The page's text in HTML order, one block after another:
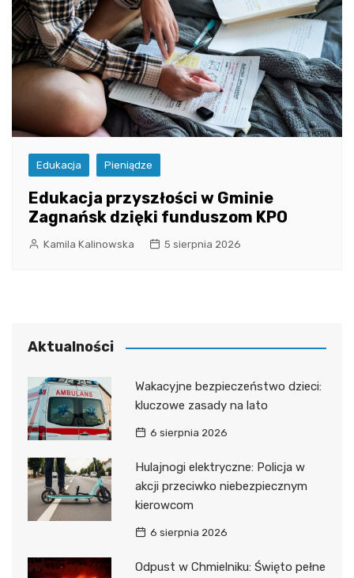
Edukacja Pieniądze
Edukacja przyszłości w Gminie
Zagnańsk dzięki funduszom KPO
Kamila Kalinowska 5 sierpnia 2026
Aktualności
Wakacyjne bezpieczeństwo dzieci:
kluczowe zasady na lato
6 sierpnia 2026
Hulajnogi elektryczne: Policja w
akcji przeciwko niebezpiecznym
kierowcom
6 sierpnia 2026
Odpust w Chmielniku: Święto pełne